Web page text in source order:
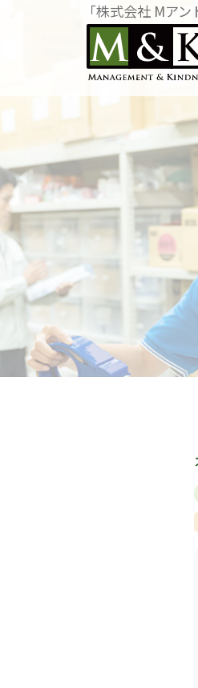
「株式会社 Mア